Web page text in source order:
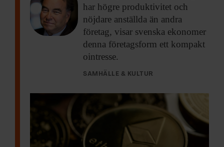
har högre produktivitet och
nöjdare anställda än andra
företag, visar svenska ekonomer
denna företagsform ett kompakt
ointresse.
SAMHÄLLE & KULTUR